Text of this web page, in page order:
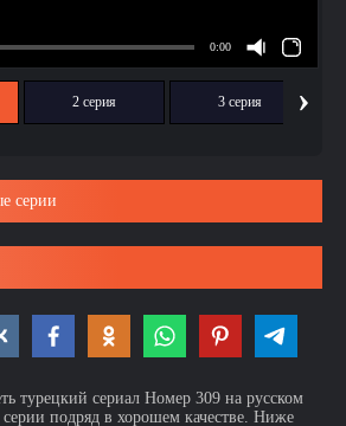
2 серия 3 серия ›
серии
турецкий сериал Номер 309 на русском
серии подряд в хорошем качестве. Ниже